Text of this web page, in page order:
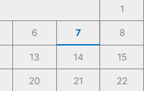
1
6 7 8
13 14 15
20 21 22